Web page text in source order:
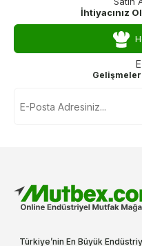
İhtiyacınız
Türkiye’nin En Büyük